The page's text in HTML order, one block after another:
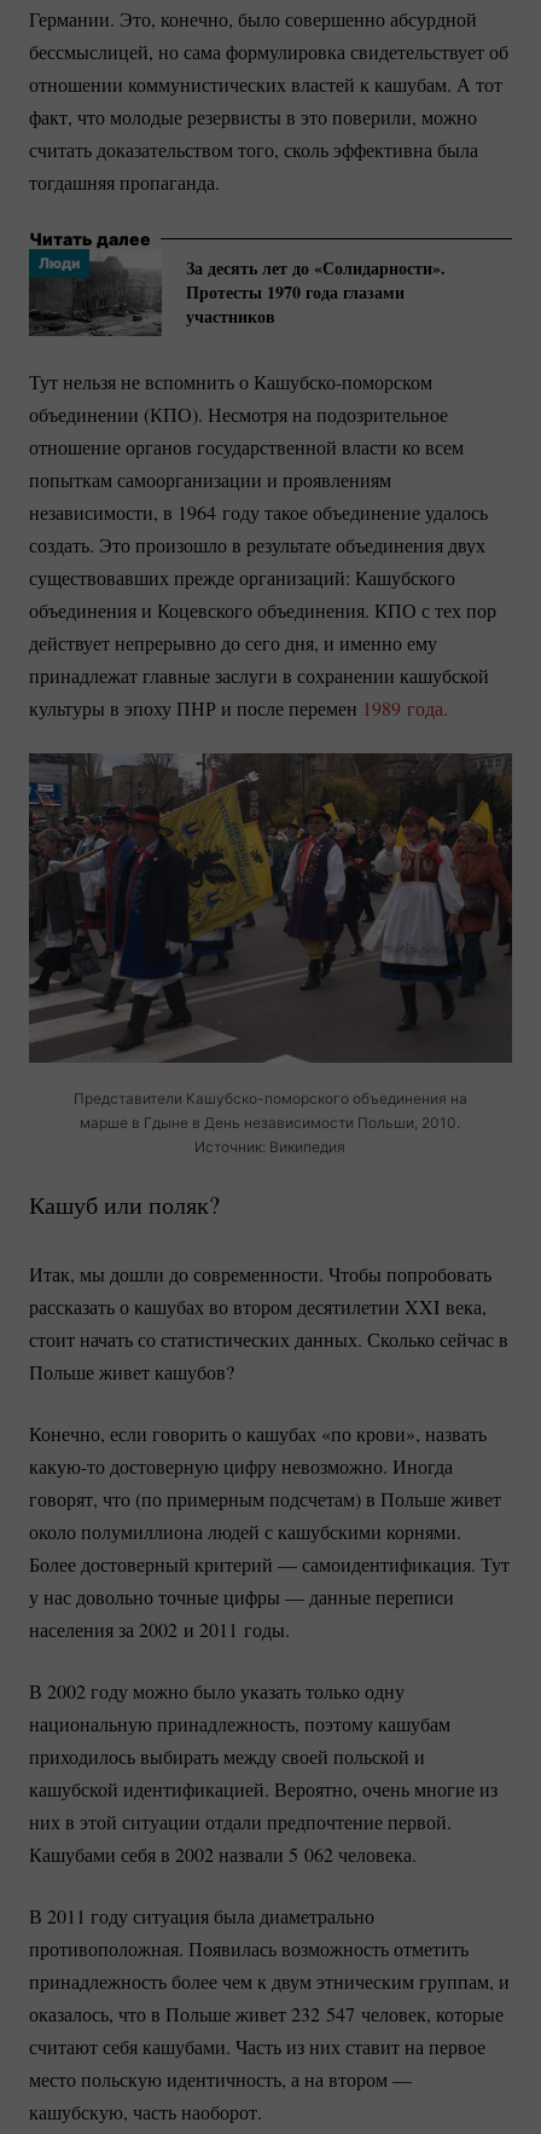
Германии. Это, конечно, было совершенно абсурдной
бессмыслицей, но сама формулировка свидетельствует об
отношении коммунистических властей к кашубам. А тот
факт, что молодые резервисты в это поверили, можно
считать доказательством того, сколь эффективна была
тогдашняя пропаганда.
Читать далее
Люди
За десять лет до «Солидарности».
Протесты 1970 года глазами
участников
Тут нельзя не вспомнить о Кашубско-поморском
объединении (КПО). Несмотря на подозрительное
отношение органов государственной власти ко всем
попыткам самоорганизации и проявлениям
независимости, в 1964 году такое объединение удалось
создать. Это произошло в результате объединения двух
существовавших прежде организаций: Кашубского
объединения и Коцевского объединения. КПО с тех пор
действует непрерывно до сего дня, и именно ему
принадлежат главные заслуги в сохранении кашубской
культуры в эпоху ПНР и после перемен 1989 года.
Представители Кашубско-поморскогообъединения на
марше в Гдыне в День независимости Польши, 2010.
Источник: Википедия
Кашуб или поляк?
Итак, мы дошли до современности. Чтобы попробовать
рассказать о кашубах во втором десятилетии XXI века,
стоит начать со статистических данных. Сколько сейчас в
Польше живет кашубов?
Конечно, если говорить о кашубах «по крови», назвать
какую-то достоверную цифру невозможно. Иногда
говорят, что (по примерным подсчетам) в Польше живет
около полумиллиона людей с кашубскими корнями.
Более достоверный критерий — самоидентификация. Тут
у нас довольно точные цифры — данные переписи
населения за 2002 и 2011 годы.
В 2002 году можно было указать только одну
национальную принадлежность, поэтому кашубам
приходилось выбирать между своей польской и
кашубской идентификацией. Вероятно, очень многие из
них в этой ситуации отдали предпочтение первой.
Кашубами себя в 2002 назвали 5 062 человека.
В 2011 году ситуация была диаметрально
противоположная. Появилась возможность отметить
принадлежность более чем к двум этническим группам, и
оказалось, что в Польше живет 232 547 человек, которые
считают себя кашубами. Часть из них ставит на первое
место польскую идентичность, а на втором —
кашубскую, часть наоборот.